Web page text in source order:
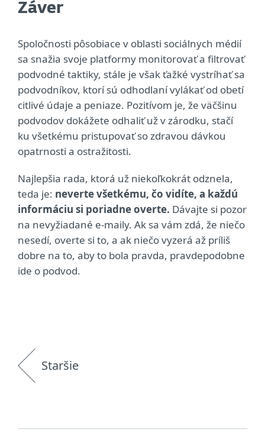
Záver
Spoločnosti pôsobiace v oblasti sociálnych médií
sa snažia svoje platformy monitorovať a filtrovať
podvodné taktiky, stále je však ťažké vystríhať sa
podvodníkov, ktorí sú odhodlaní vylákať od obetí
citlivé údaje a peniaze. Pozitívom je, že väčšinu
podvodov dokážete odhaliť už v zárodku, stačí
ku všetkému pristupovať so zdravou dávkou
opatrnosti a ostražitosti.
Najlepšia rada, ktorá už niekoľkokrát odznela,
teda je: neverte všetkému, čo vidíte, a každú
informáciu si poriadne overte. Dávajte si pozor
na nevyžiadané e-maily. Ak sa vám zdá, že niečo
nesedí, overte si to, a ak niečo vyzerá až príliš
dobre na to, aby to bola pravda, pravdepodobne
ide o podvod.
Staršie